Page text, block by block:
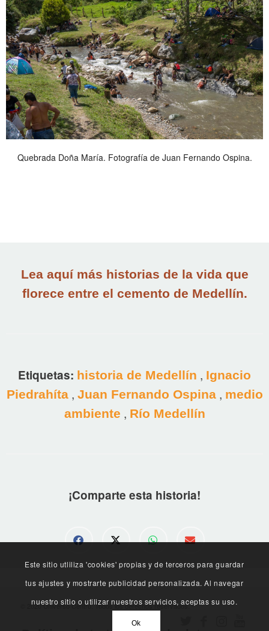
Quebrada Doña María. Fotografía de Juan Fernando Ospina.
Lea aquí más historias de la vida que
florece entre el cemento de Medellín.
Etiquetas: historia de Medellín , Ignacio
Piedrahíta, Juan Fernando Ospina, medio
ambiente , Río Medellín
¡Comparte esta historia!
© 2020 Universo Centro. Todos los derechos reservados. -
Este sitio utliliza 'cookies' propias y de terceros para guardar
tus ajustes y mostrarte publicidad personalizada. Al navegar
nuestro sitio o utilizar nuestros servicios, aceptas su uso.
Ok